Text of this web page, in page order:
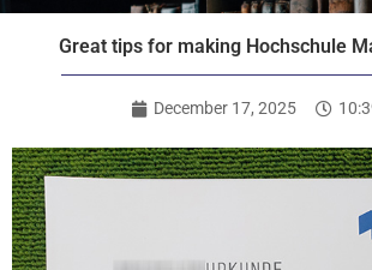
Great tips for making Hochschule
December 17, 2025